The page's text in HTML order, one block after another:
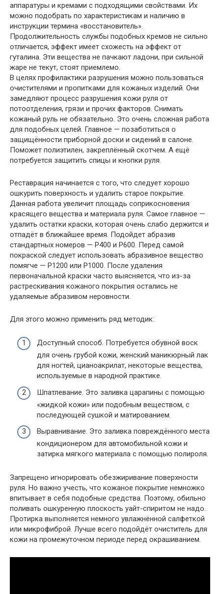
аппаратуры и кремами с подходящими свойствами. Их
можно подобрать по характеристикам и наличию в
инструкции термина «восстановитель».
Продолжительность службы подобных кремов не сильно
отличается, эффект имеет схожесть на эффект от
гуталина. Эти вещества не пачкают ладони, при сильной
жаре не текут, стоят приемлемо.
В целях профилактики разрушения можно пользоваться
очистителями и пропитками для кожаных изделий. Они
замедляют процесс разрушения кожи руля от
потоотделения, грязи и прочих факторов. Снимать
кожаный руль не обязательно. Это очень сложная работа
для подобных целей. Главное — позаботиться о
защищённости приборной доски и сидений в салоне.
Поможет полиэтилен, закреплённый скотчем. А ещё
потребуется защитить спицы и кнопки руля.
Реставрация начинается с того, что следует хорошо
ошкурить поверхность и удалить старое покрытие.
Данная работа увеличит площадь соприкосновения
красящего вещества и материала руля. Самое главное —
удалить остатки краски, которая очень слабо держится и
отпадёт в ближайшее время. Подойдет абразив
стандартных номеров — P400 и P600. Перед самой
покраской следует использовать абразивное вещество
помягче — P1200 или P1000. После удаления
первоначальной краски часто выясняется, что из-за
растрескивания кожаного покрытия остались не
удаляемые абразивом неровности.
Для этого можно применить ряд методик:
Доступный способ. Потребуется обувной воск
для очень грубой кожи, женский маникюрный лак
для ногтей, цианоакрилат, некоторые вещества,
используемые в народной практике.
Шпатлевание. Это заливка царапины с помощью
«жидкой кожи» или подобным веществом, с
последующей сушкой и матированием.
Выравнивание. Это заливка повреждённого места
кондиционером для автомобильной кожи и
затирка мягкого материала с помощью полироля.
Запрещено игнорировать обезжиривание поверхности
руля. Но важно учесть, что кожаное покрытие немножко
впитывает в себя подобные средства. Поэтому, обильно
поливать ошкуренную плоскость уайт-спиритом не надо.
Протирка выполняется немного увлажнённой салфеткой
или микрофиброй. Лучше всего подойдёт очиститель для
кожи на промежуточном периоде перед окрашиванием.